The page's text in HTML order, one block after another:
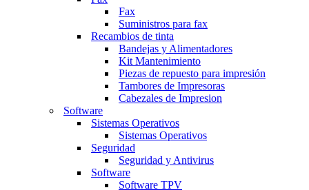
Fax
Suministros para fax
Recambios de tinta
Bandejas y Alimentadores
Kit Mantenimiento
Piezas de repuesto para impresión
Tambores de Impresoras
Cabezales de Impresion
Software
Sistemas Operativos
Sistemas Operativos
Seguridad
Seguridad y Antivirus
Software
Software TPV